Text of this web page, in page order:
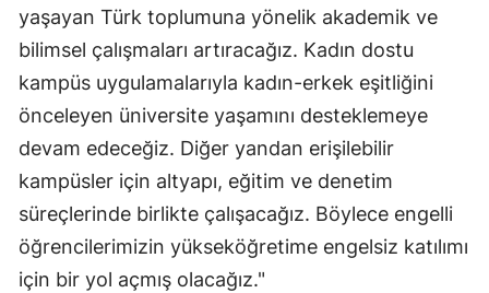
yaşayan Türk toplumuna yönelik akademik ve
bilimsel çalışmaları artıracağız. Kadın dostu
kampüs uygulamalarıyla kadın-erkek eşitliğini
önceleyen üniversite yaşamını desteklemeye
devam edeceğiz. Diğer yandan erişilebilir
kampüsler için altyapı, eğitim ve denetim
süreçlerinde birlikte çalışacağız. Böylece engelli
öğrencilerimizin yükseköğretime engelsiz katılımı
için bir yol açmış olacağız."